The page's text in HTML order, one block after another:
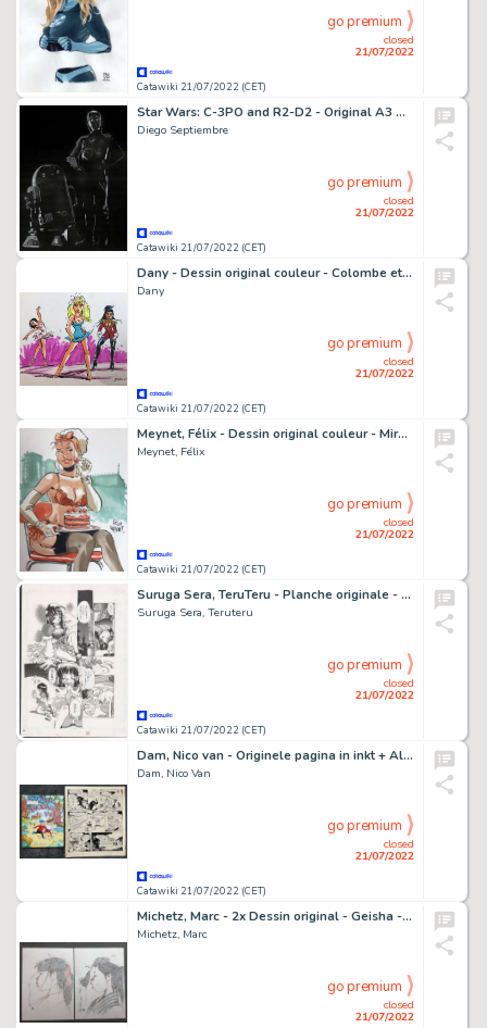
Catawiki 21/07/2022 (CET)
closed
21/07/2022
go premium
Star Wars: C-3PO and R2-D2 - Original A3 Drawing - Diego Septiembre - Original Artwork
Diego Septiembre
Catawiki 21/07/2022 (CET)
closed
21/07/2022
go premium
Dany - Dessin original couleur - Colombe et ses Amies
Dany
Catawiki 21/07/2022 (CET)
closed
21/07/2022
go premium
Meynet, Félix - Dessin original couleur - Mirabelle coquine et gourmande Ã Paris
Meynet, Félix
Catawiki 21/07/2022 (CET)
closed
21/07/2022
go premium
Suruga Sera, TeruTeru - Planche originale - Ai no renkinjutsu (Alchemy of love) - (1998)
Suruga Sera, Teruteru
Catawiki 21/07/2022 (CET)
closed
21/07/2022
go premium
Dam, Nico van - Originele pagina in inkt + Album (hc) - Woep en Wap - (1958/2009)
Dam, Nico Van
Catawiki 21/07/2022 (CET)
closed
21/07/2022
go premium
Michetz, Marc - 2x Dessin original - Geisha - (2020)
Michetz, Marc
closed
21/07/2022
go premium